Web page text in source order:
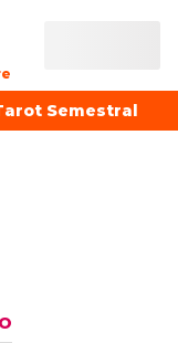
Semestral